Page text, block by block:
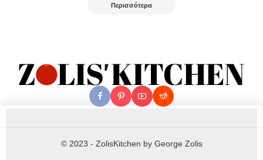
Περισσότερα
© 2023 - ZolisKitchen by George Zolis